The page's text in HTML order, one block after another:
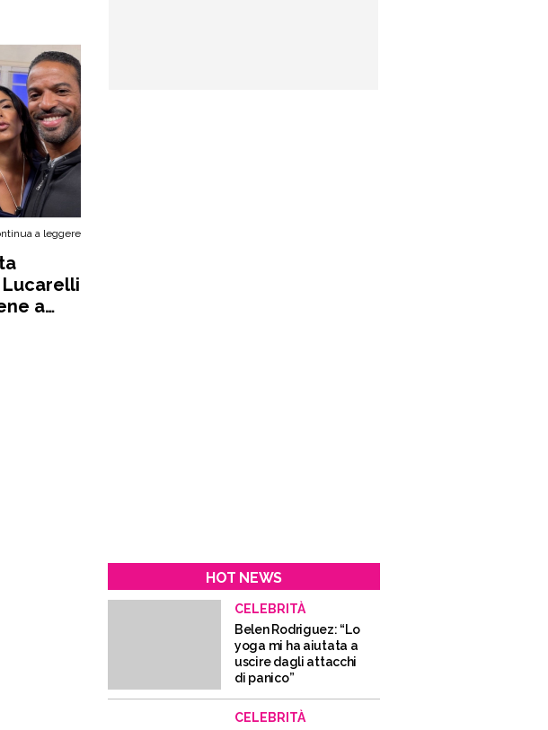
a leggere
a
HOT NEWS
CELEBRITÀ
Belen Rodriguez: “Lo
yoga mi ha aiutata a
uscire dagli attacchi
di panico”
CELEBRITÀ